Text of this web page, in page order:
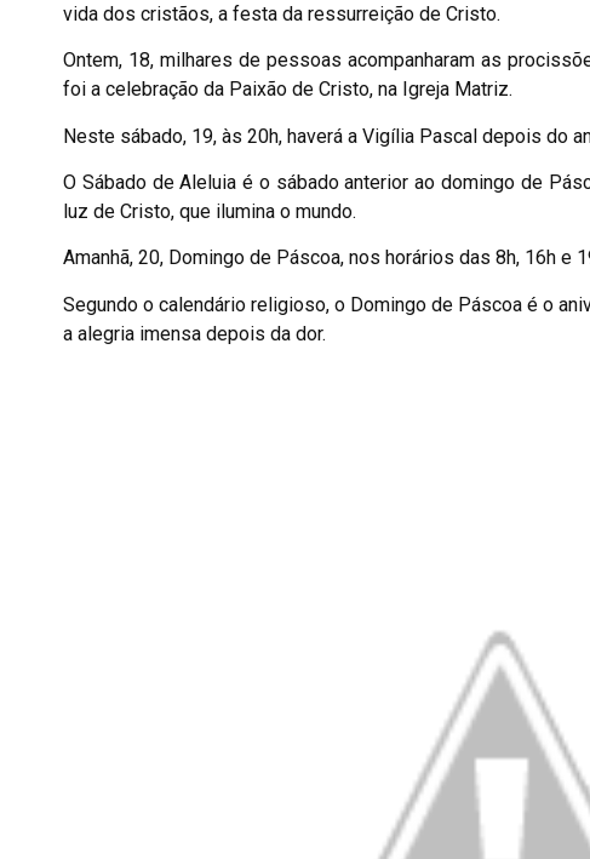
vida dos cristãos, a festa da ressurreição de Cristo.
Ontem, 18, milhares de pessoas acompanharam as
foi a celebração da Paixão de Cristo, na Igreja Matriz.
Neste sábado, 19, às 20h, haverá a Vigília Pascal depois do
O Sábado de Aleluia é o sábado anterior ao domingo de
luz de Cristo, que ilumina o mundo.
Amanhã, 20, Domingo de Páscoa, nos horários das 8h, 16h
Segundo o calendário religioso, o Domingo de Páscoa é o
a alegria imensa depois da dor.